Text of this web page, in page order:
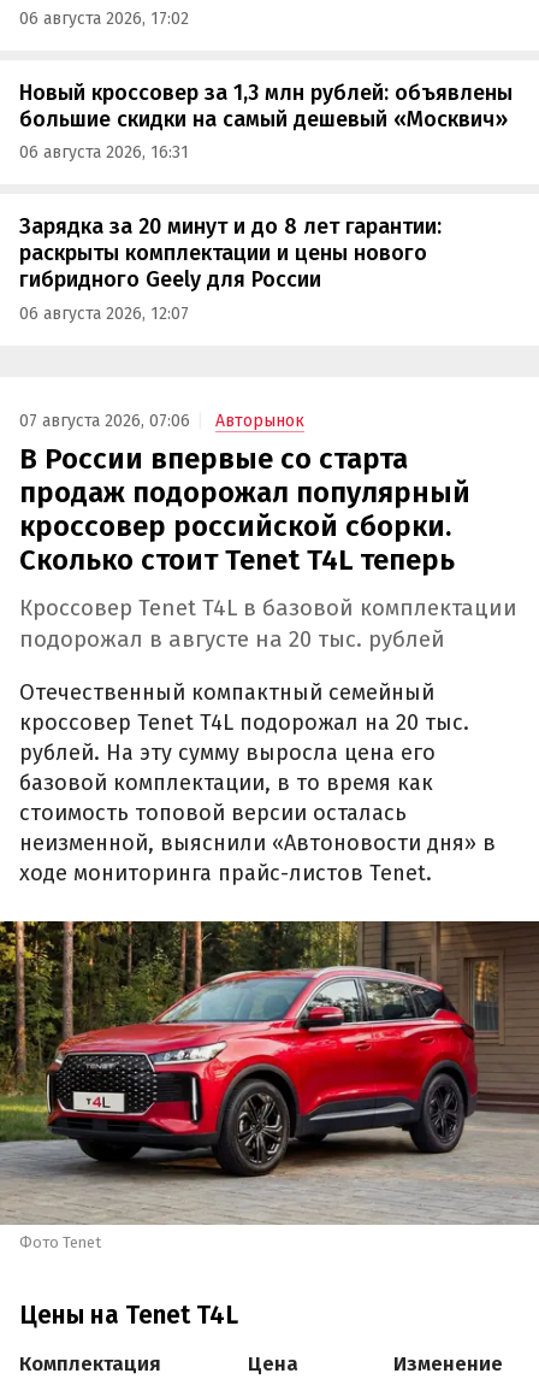
06 августа 2026, 17:02
Новый кроссовер за 1,3 млн рублей: объявлены
большие скидки на самый дешевый «Москвич»
06 августа 2026, 16:31
Зарядка за 20 минут и до 8 лет гарантии:
раскрыты комплектации и цены нового
гибридного Geely для России
06 августа 2026, 12:07
07 августа 2026, 07:06 Авторынок
В России впервые со старта
продаж подорожал популярный
кроссовер российской сборки.
Сколько стоит Tenet T4L теперь
Кроссовер Tenet T4L в базовой комплектации
подорожал в августе на 20 тыс. рублей
Отечественный компактный семейный
кроссовер Tenet T4L подорожал на 20 тыс.
рублей. На эту сумму выросла цена его
базовой комплектации, в то время как
стоимость топовой версии осталась
неизменной, выяснили «Автоновости дня» в
ходе мониторинга прайс-листов Tenet.
Фото Tenet
Цены на Tenet T4L
Комплектация Цена Изменение